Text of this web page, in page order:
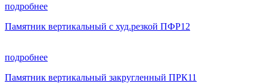
подробнее
Памятник вертикальный с худ.резкой ПФР12
подробнее
Памятник вертикальный закругленный ПРК11